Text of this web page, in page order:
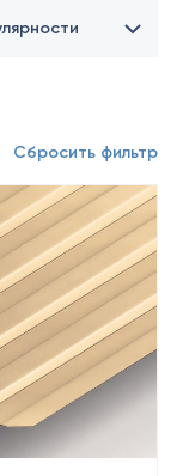
Сбросить фильтр